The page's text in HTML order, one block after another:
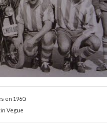
en 1960.
Vegue